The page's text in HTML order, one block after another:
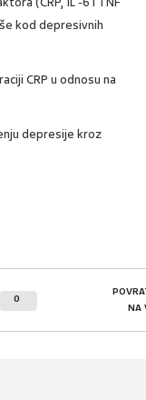
kod depresivnih
CRP u odnosu na
depresije kroz
0
NA